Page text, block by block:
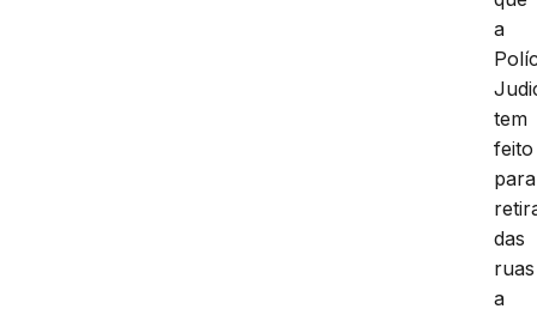
a
tem
feito
para
das
ruas
a